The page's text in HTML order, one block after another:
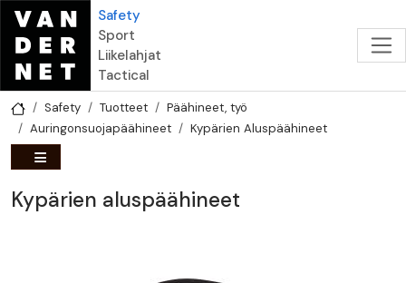
Hyppää pääsisältöön
Safety
Sport
Liikelahjat
Tactical
Safety Tuotteet
Päähineet, työ
Auringonsuojapäähineet
Kypärien Aluspäähineet
Kypärien aluspäähineet